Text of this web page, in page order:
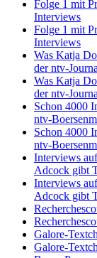
Folge 1 mit
Interviews
Folge 1 mit
Interviews
Was Katja
der ntv-
Was Katja
der ntv-
Schon 4000
ntv-
Schon 4000
ntv-
Interviews
Adcock gibt
Interviews
Adcock gibt
Galore-
Galore-